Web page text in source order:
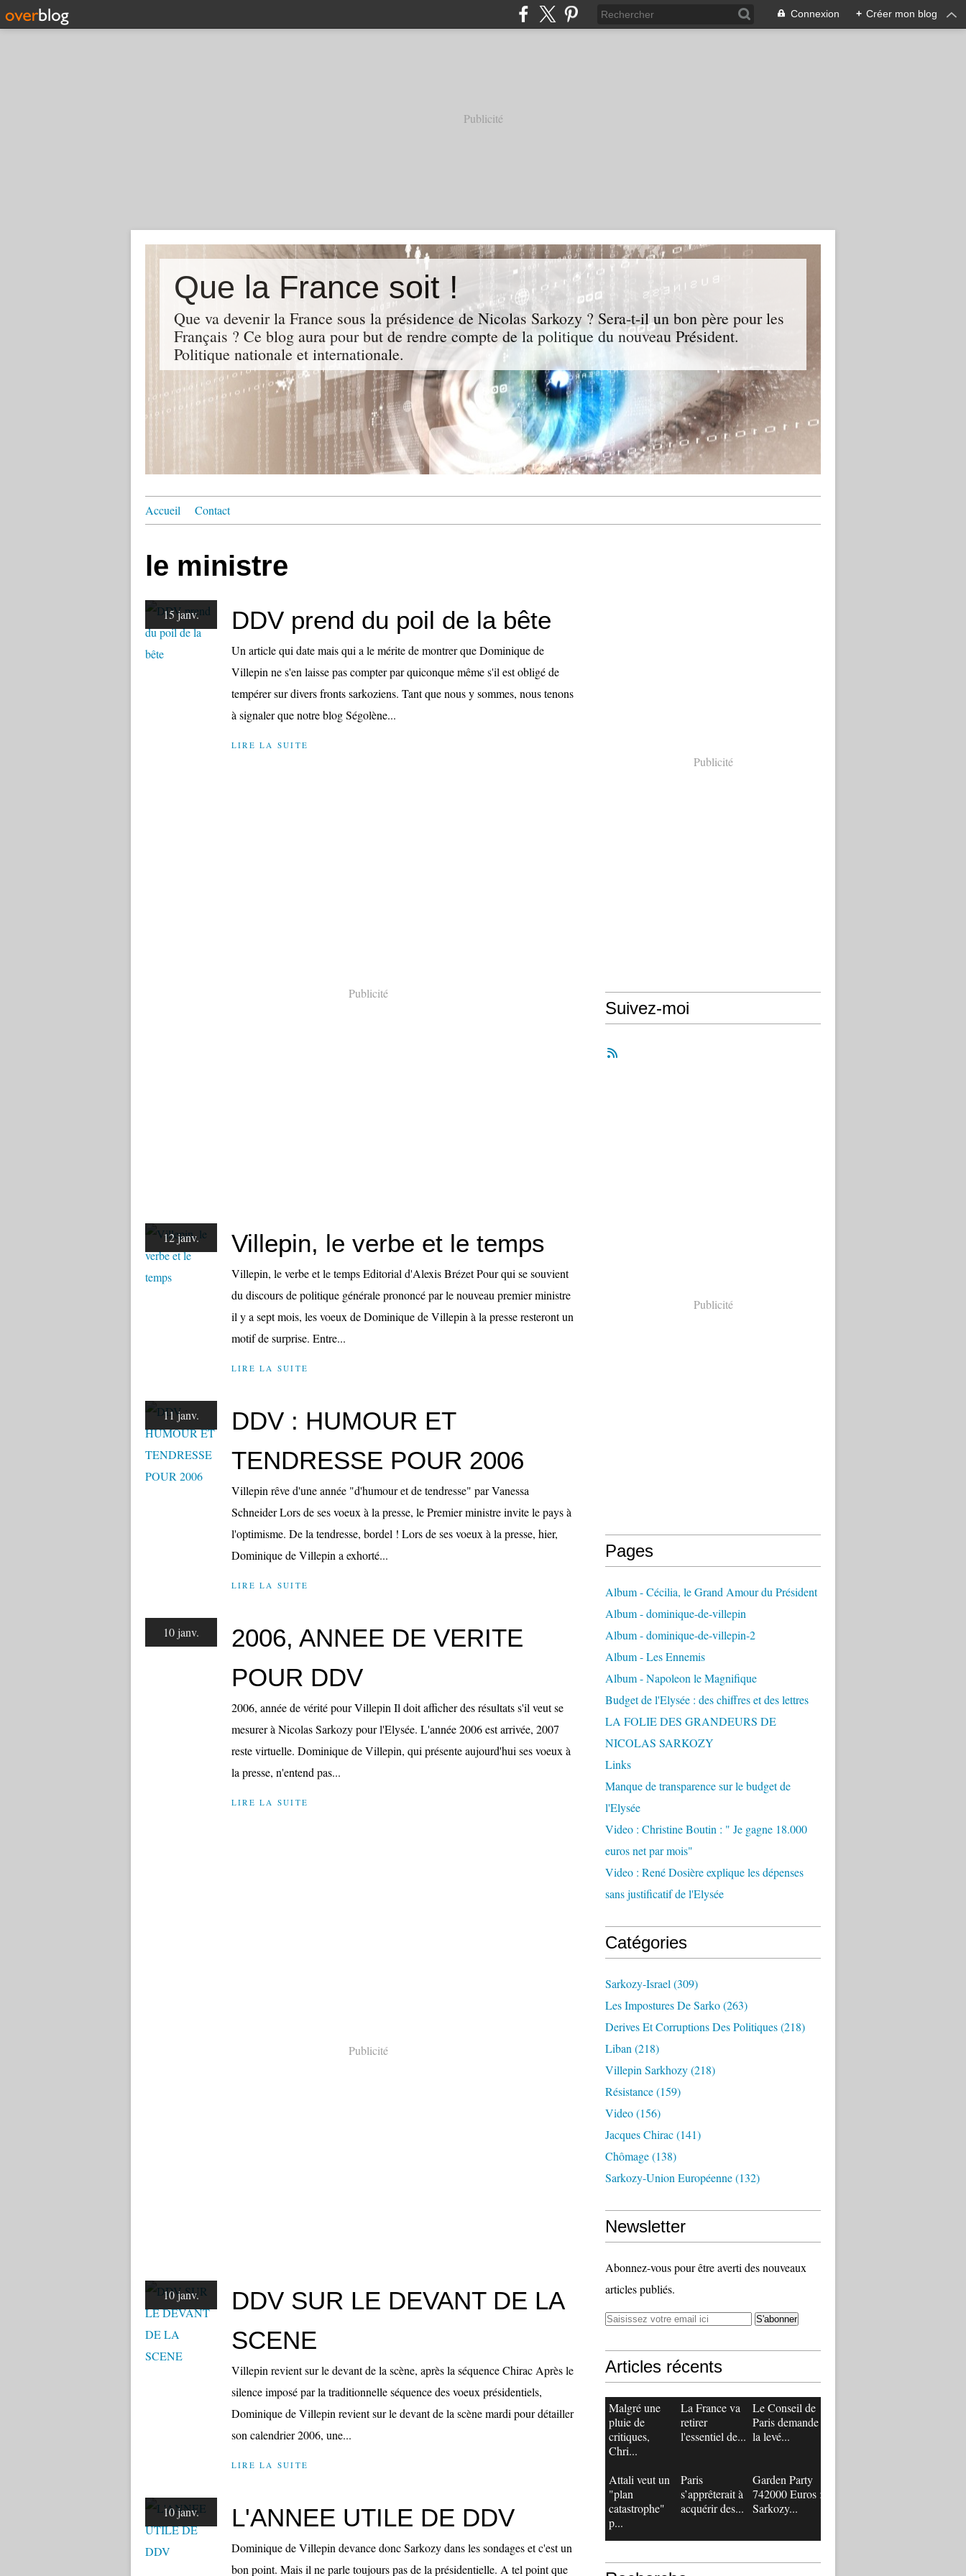
Connexion + Créer mon blog
Publicité
Que la France soit !
Que va devenir la France sous la présidence de Nicolas Sarkozy ? Sera-t-il un bon père pour les
Français ? Ce blog aura pour but de rendre compte de la politique du nouveau Président.
Politique nationale et internationale.
Accueil Contact
le ministre
15 janv. DDV prend du poil de la bête
Un article qui date mais qui a le mérite de montrer que Dominique de
Villepin ne s'en laisse pas compter par quiconque même s'il est obligé de
tempérer sur divers fronts sarkoziens. Tant que nous y sommes, nous tenons
à signaler que notre blog Ségolène...
LIRE LA SUITE
Publicité
12 janv. Villepin, le verbe et le temps
Villepin, le verbe et le temps Editorial d'Alexis Brézet Pour qui se souvient
du discours de politique générale prononcé par le nouveau premier ministre
il y a sept mois, les voeux de Dominique de Villepin à la presse resteront un
motif de surprise. Entre...
LIRE LA SUITE
11 janv.
DDV : HUMOUR ET
TENDRESSE POUR 2006
Villepin rêve d'une année "d'humour et de tendresse" par Vanessa
Schneider Lors de ses voeux à la presse, le Premier ministre invite le pays à
l'optimisme. De la tendresse, bordel ! Lors de ses voeux à la presse, hier,
Dominique de Villepin a exhorté...
LIRE LA SUITE
10 janv.
2006, ANNEE DE VERITE
POUR DDV
2006, année de vérité pour Villepin Il doit afficher des résultats s'il veut se
mesurer à Nicolas Sarkozy pour l'Elysée. L'année 2006 est arrivée, 2007
reste virtuelle. Dominique de Villepin, qui présente aujourd'hui ses voeux à
la presse, n'entend pas...
LIRE LA SUITE
Publicité
10 janv.
DDV SUR LE DEVANT DE LA
SCENE
Villepin revient sur le devant de la scène, après la séquence Chirac Après le
silence imposé par la traditionnelle séquence des voeux présidentiels,
Dominique de Villepin revient sur le devant de la scène mardi pour détailler
son calendrier 2006, une...
LIRE LA SUITE
10 janv. L'ANNEE UTILE DE DDV
Dominique de Villepin devance donc Sarkozy dans les sondages et c'est un
bon point. Mais il ne parle toujours pas de la présidentielle. A tel point que
Publicité
Suivez-moi
Publicité
Pages
Album - Cécilia, le Grand Amour du Président
Album - dominique-de-villepin
Album - dominique-de-villepin-2
Album - Les Ennemis
Album - Napoleon le Magnifique
Budget de l'Elysée : des chiffres et des lettres
LA FOLIE DES GRANDEURS DE
NICOLAS SARKOZY
Links
Manque de transparence sur le budget de
l'Elysée
Video : Christine Boutin : " Je gagne 18.000
euros net par mois"
Video : René Dosière explique les dépenses
sans justificatif de l'Elysée
Catégories
Sarkozy-Israel (309)
Les Impostures De Sarko(263)
Derives Et Corruptions Des Politiques(218)
Liban (218)
Villepin Sarkhozy(218)
Résistance(159)
Video(156)
Jacques Chirac(141)
Chômage(138)
Sarkozy-Union Européenne(132)
Newsletter
Abonnez-vous pour être averti des nouveaux
articles publiés.
Articles récents
Malgré une
pluie de
critiques,
Chri...
La France va
retirer
l'essentiel de...
Le Conseil de
Paris demande
la levé...
Attali veut un
"plan
catastrophe"
p...
Paris
s’apprêterait à
acquérir des...
Garden Party
742000 Euros :
Sarkozy...